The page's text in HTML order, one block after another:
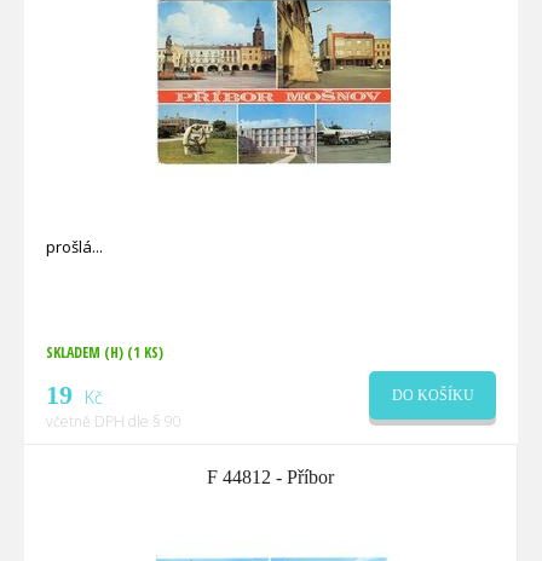
prošlá
SKLADEM (H) (1 KS)
19 Kč
včetně DPH dle § 90
DO KOŠÍKU
F 44812 - Příbor